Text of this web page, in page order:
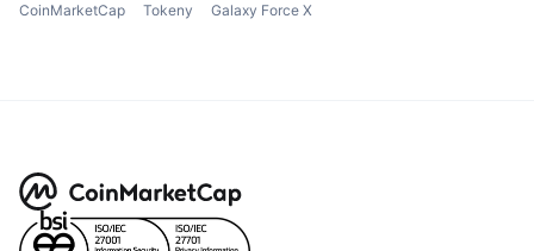
CoinMarketCap Tokeny Galaxy Force X